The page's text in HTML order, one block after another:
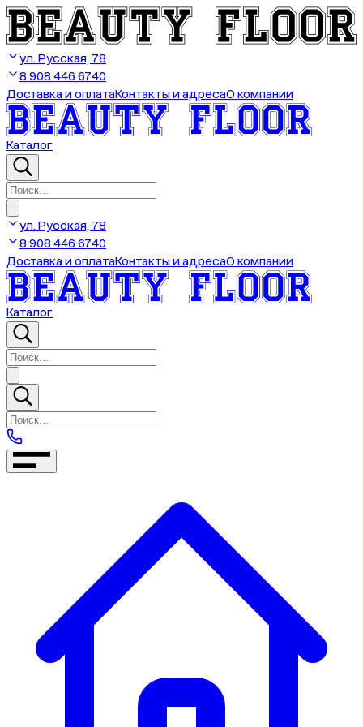
ул. Русская, 78
8 908 446 6740
Доставка и оплатаКонтакты и адресаО компании
Каталог
ул. Русская, 78
8 908 446 6740
Доставка и оплатаКонтакты и адресаО компании
Каталог